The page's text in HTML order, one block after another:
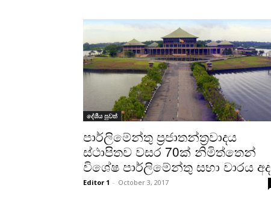
දේශීය පුවත්
පාර්ලිමේන්තු ප්‍රජාතන්ත්‍රවාදය
ස්ථාපිතව වසර 70ක් නිමිත්තෙන්
විශේෂ පාර්ලිමේන්තු සභා වාරය අද
Editor 1 - October 3, 2017